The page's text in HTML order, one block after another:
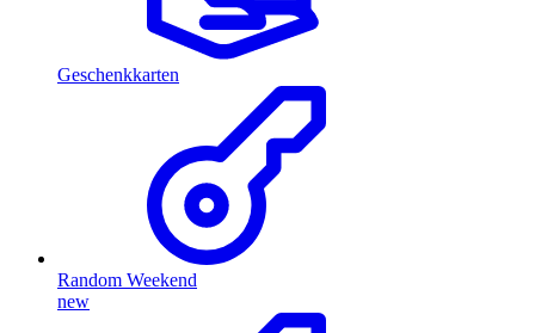
Geschenkkarten
Random Weekend
new